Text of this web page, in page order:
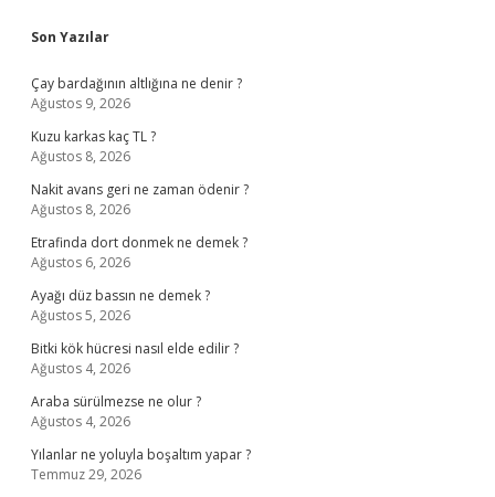
Sidebar
Son Yazılar
Çay bardağının altlığına ne denir ?
Ağustos 9, 2026
Kuzu karkas kaç TL ?
Ağustos 8, 2026
Nakit avans geri ne zaman ödenir ?
Ağustos 8, 2026
Etrafinda dort donmek ne demek ?
Ağustos 6, 2026
Ayağı düz bassın ne demek ?
Ağustos 5, 2026
Bitki kök hücresi nasıl elde edilir ?
Ağustos 4, 2026
Araba sürülmezse ne olur ?
Ağustos 4, 2026
Yılanlar ne yoluyla boşaltım yapar ?
Temmuz 29, 2026